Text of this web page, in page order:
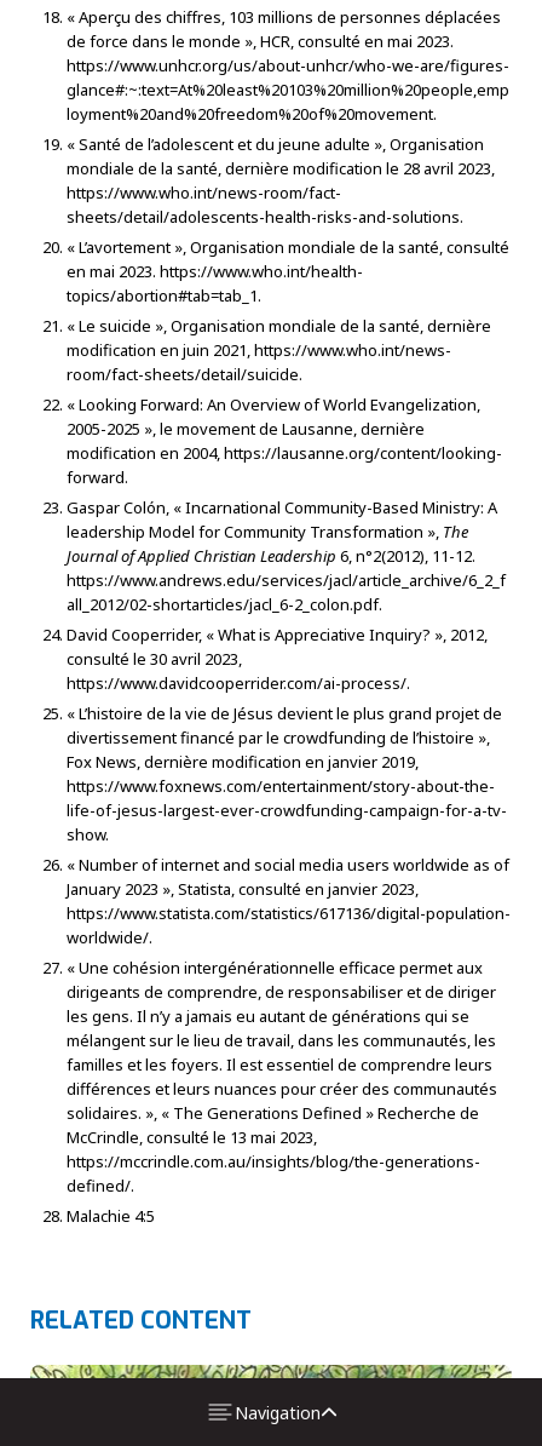
« Aperçu des chiffres, 103 millions de personnes déplacées
de force dans le monde », HCR, consulté en mai 2023.
https://www.unhcr.org/us/about-unhcr/who-we-are/figures-
glance#:~:text=At%20least%20103%20million%20people,emp
loyment%20and%20freedom%20of%20movement.
« Santé de l’adolescent et du jeune adulte », Organisation
mondiale de la santé, dernière modification le 28 avril 2023,
https://www.who.int/news-room/fact-
sheets/detail/adolescents-health-risks-and-solutions.
« L’avortement », Organisation mondiale de la santé, consulté
en mai 2023. https://www.who.int/health-
topics/abortion#tab=tab_1.
« Le suicide », Organisation mondiale de la santé, dernière
modification en juin 2021, https://www.who.int/news-
room/fact-sheets/detail/suicide.
« Looking Forward: An Overview of World Evangelization,
2005-2025 », le movement de Lausanne, dernière
modification en 2004, https://lausanne.org/content/looking-
forward.
Gaspar Colón, « Incarnational Community-Based Ministry: A
leadership Model for Community Transformation », The
Journal of Applied Christian Leadership 6, n°2(2012), 11-12.
https://www.andrews.edu/services/jacl/article_archive/6_2_f
all_2012/02-shortarticles/jacl_6-2_colon.pdf.
David Cooperrider, « What is Appreciative Inquiry? », 2012,
consulté le 30 avril 2023,
https://www.davidcooperrider.com/ai-process/.
« L’histoire de la vie de Jésus devient le plus grand projet de
divertissement financé par le crowdfunding de l’histoire »,
Fox News, dernière modification en janvier 2019,
https://www.foxnews.com/entertainment/story-about-the-
life-of-jesus-largest-ever-crowdfunding-campaign-for-a-tv-
show.
« Number of internet and social media users worldwide as of
January 2023 », Statista, consulté en janvier 2023,
https://www.statista.com/statistics/617136/digital-population-
worldwide/.
« Une cohésion intergénérationnelle efficace permet aux
dirigeants de comprendre, de responsabiliser et de diriger
les gens. Il n’y a jamais eu autant de générations qui se
mélangent sur le lieu de travail, dans les communautés, les
familles et les foyers. Il est essentiel de comprendre leurs
différences et leurs nuances pour créer des communautés
solidaires. », « The Generations Defined » Recherche de
McCrindle, consulté le 13 mai 2023,
https://mccrindle.com.au/insights/blog/the-generations-
defined/.
Malachie 4:5
RELATED CONTENT
Navigation